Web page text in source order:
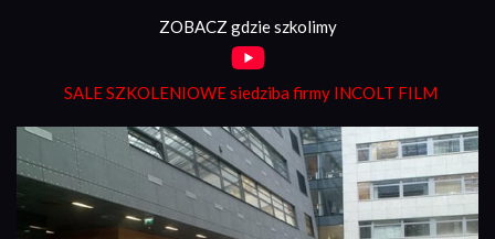
ZOBACZ gdzie szkolimy
SALE SZKOLENIOWE siedziba firmy INCOLT FILM